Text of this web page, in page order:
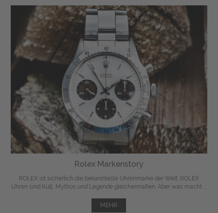
Rolex Markenstory
ROLEX ist sicherlich die bekannteste Uhrenmarke der Welt. ROLEX
Uhren sind Kult, Mythos und Legende gleichermaßen. Aber was macht ...
MEHR